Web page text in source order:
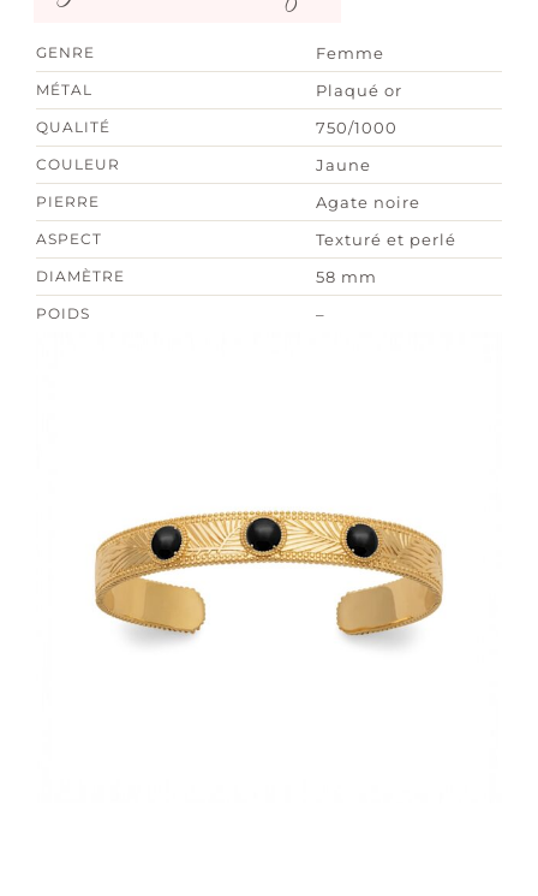
GENRE Femme
MÉTAL Plaqué or
QUALITÉ 750/1000
COULEUR Jaune
PIERRE Agate noire
ASPECT Texturé et perlé
DIAMÈTRE 58 mm
POIDS –